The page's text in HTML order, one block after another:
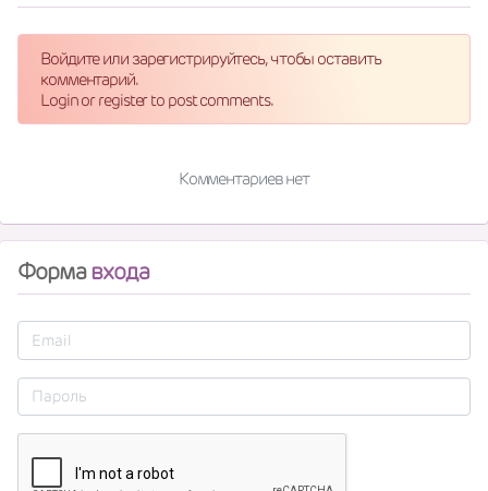
Войдите или зарегистрируйтесь, чтобы оставить
комментарий.
Login or register to post comments.
Комментариев нет
Формавхода